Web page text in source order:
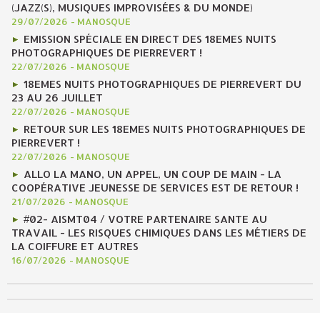
(JAZZ(S), MUSIQUES IMPROVISÉES & DU MONDE)
29/07/2026 - MANOSQUE
EMISSION SPÉCIALE EN DIRECT DES 18EMES NUITS
PHOTOGRAPHIQUES DE PIERREVERT !
22/07/2026 - MANOSQUE
18EMES NUITS PHOTOGRAPHIQUES DE PIERREVERT DU
23 AU 26 JUILLET
22/07/2026 - MANOSQUE
RETOUR SUR LES 18EMES NUITS PHOTOGRAPHIQUES DE
PIERREVERT !
22/07/2026 - MANOSQUE
ALLO LA MANO, UN APPEL, UN COUP DE MAIN - LA
COOPÉRATIVE JEUNESSE DE SERVICES EST DE RETOUR !
21/07/2026 - MANOSQUE
#02- AISMT04 / VOTRE PARTENAIRE SANTE AU
TRAVAIL - LES RISQUES CHIMIQUES DANS LES MÉTIERS DE
LA COIFFURE ET AUTRES
16/07/2026 - MANOSQUE